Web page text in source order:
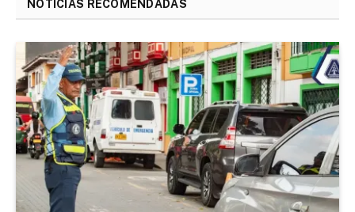
NOTICIAS RECOMENDADAS